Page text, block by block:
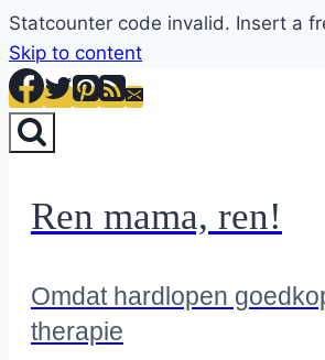
Statcounter code invalid. Insert a
Skip to content
Ren mama, ren!
Omdat hardlopen
therapie